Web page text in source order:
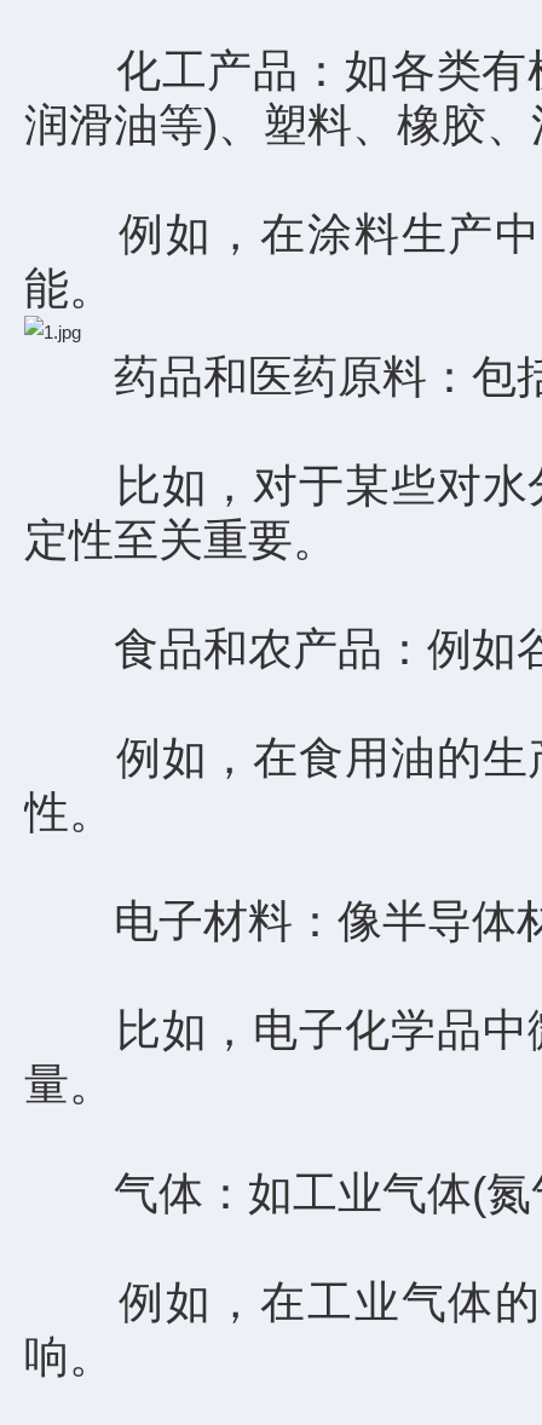
化工产品：如各类有
润滑油等)、塑料、橡胶
例如，在涂料生产中
能。
药品和医药原料：包
比如，对于某些对水
定性至关重要。
食品和农产品：例如
例如，在食用油的生
性。
电子材料：像半导体
比如，电子化学品中
量。
气体：如工业气体(氮
例如，在工业气体的
响。